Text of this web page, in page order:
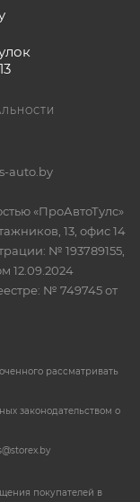
auto.by
«ПроАвтоТулс»
13, офис 14
№ 193789155,
12.09.2024
№ 749745 от
рассматривать
законодательством о
покупателей в